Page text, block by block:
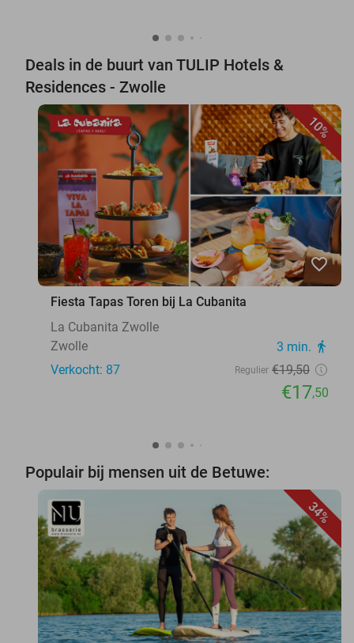
Deals in de buurt van TULIP Hotels &
Residences - Zwolle
10%
favorite_border
Fiesta Tapas Toren bij La Cubanita
La Cubanita Zwolle
Zwolle
3 min. directions_walk
Verkocht: 87 Regulier €19,50
€17,50
Populair bij mensen uit de Betuwe:
34%